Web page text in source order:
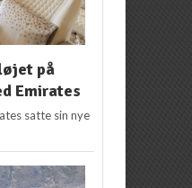
på
Emirates
satte sin nye